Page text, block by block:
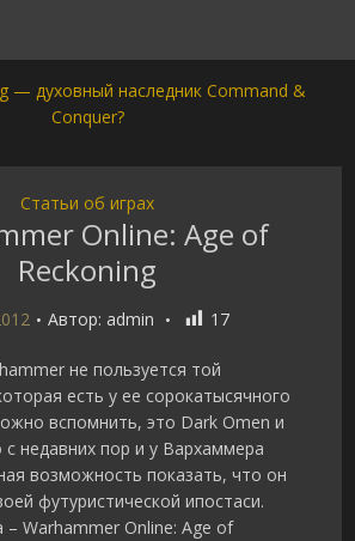
Статьи об играх
Online: Age of
Reckoning
Автор: admin 17
не пользуется той
есть у ее сорокатысячного
вспомнить, это Dark Omen и
недавних пор и у Вархаммера
возможность показать, что он
футуристической ипостаси.
Warhammer Online: Age of